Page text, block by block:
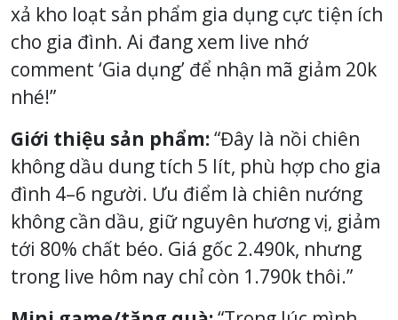
xả kho loạt sản phẩm gia dụng cực tiện ích
cho gia đình. Ai đang xem live nhớ
comment ‘Gia dụng’ để nhận mã giảm 20k
nhé!”
Giới thiệu sản phẩm:“Đây là nồi chiên
không dầu dung tích 5 lít, phù hợp cho gia
đình 4–6 người. Ưu điểm là chiên nướng
không cần dầu, giữ nguyên hương vị, giảm
tới 80% chất béo. Giá gốc 2.490k, nhưng
trong live hôm nay chỉ còn 1.790k thôi.”